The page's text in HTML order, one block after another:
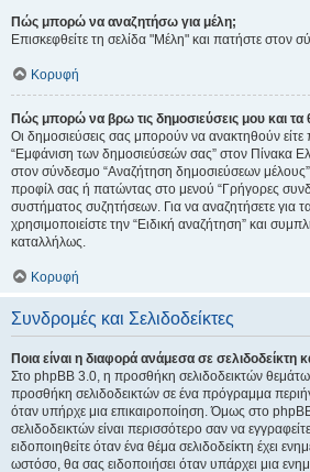
Πώς μπορώ να αναζητήσω για μέλη;
Επισκεφθείτε τη σελίδα "Μέλη" και πατήστε στον
Κορυφή
Πώς μπορώ να βρω τις δημοσιεύσεις μου και τα
Οι δημοσιεύσεις σας μπορούν να ανακτηθούν
“Εμφάνιση των δημοσιεύσεών σας” στον Πίνακα
στον σύνδεσμο “Αναζήτηση δημοσιεύσεων
προφίλ σας ή πατώντας στο μενού “Γρήγορες
συστήματος συζητήσεων. Για να αναζητήσετε για
χρησιμοποιείστε την “Ειδική αναζήτηση” και
καταλλήλως.
Κορυφή
Συνδρομές και Σελιδοδείκτες
Ποια είναι η διαφορά ανάμεσα σε σελιδοδείκτη
Στο phpBB 3.0, η προσθήκη σελιδοδεικτών
προσθήκη σελιδοδεικτών σε ένα πρόγραμμα
όταν υπήρχε μια επικαιροποίηση. Όμως στο
σελιδοδεικτών είναι περισσότερο σαν να
ειδοποιηθείτε όταν ένα θέμα σελιδοδείκτη έχει
ωστόσο, θα σας ειδοποιήσει όταν υπάρχει μια